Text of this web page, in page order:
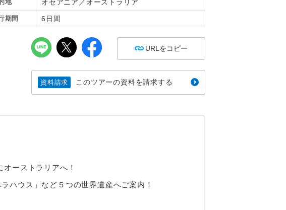
地 オセアニア／オーストラリア
期間 6日間
URLをコピー
資料請求 このツアーの資料を請求する
ーストラリアへ！
ハウス」など５つの世界遺産へご案内！